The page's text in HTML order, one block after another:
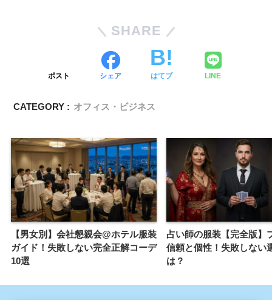
SHARE
ポスト シェア はてブ LINE
CATEGORY : オフィス・ビジネス
【男女別】会社懇親会@ホテル服装
ガイド！失敗しない完全正解コーデ
10選
占い師の服装【完全版】
信頼と個性！失敗しない
は？